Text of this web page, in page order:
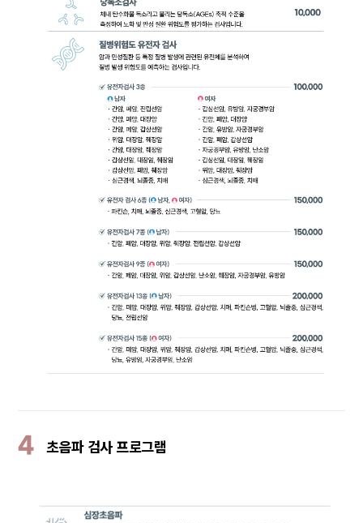
4 초음파 검사 프로그램